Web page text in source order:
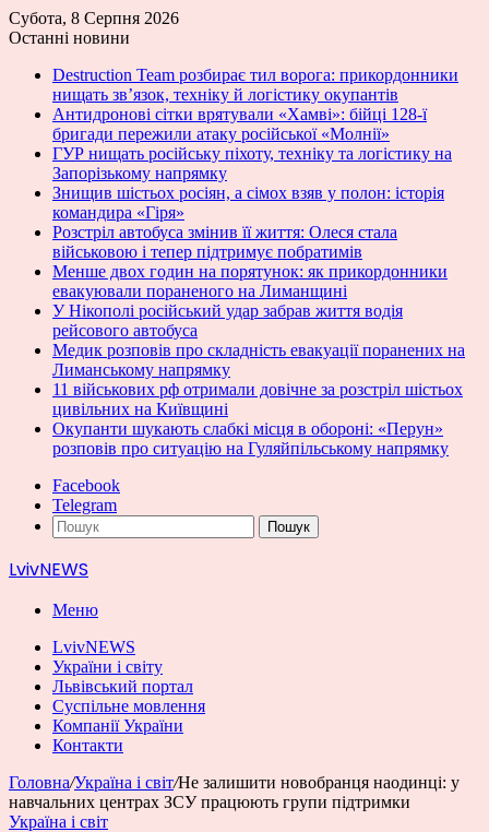
Субота, 8 Серпня 2026
Останні новини
Destruction Team розбирає тил ворога: прикордонники
нищать зв’язок, техніку й логістику окупантів
Антидронові сітки врятували «Хамві»: бійці 128-ї
бригади пережили атаку російської «Молнії»
ГУР нищать російську піхоту, техніку та логістику на
Запорізькому напрямку
Знищив шістьох росіян, а сімох взяв у полон: історія
командира «Гіря»
Розстріл автобуса змінив її життя: Олеся стала
військовою і тепер підтримує побратимів
Менше двох годин на порятунок: як прикордонники
евакуювали пораненого на Лиманщині
У Нікополі російський удар забрав життя водія
рейсового автобуса
Медик розповів про складність евакуації поранених на
Лиманському напрямку
11 військових рф отримали довічне за розстріл шістьох
цивільних на Київщині
Окупанти шукають слабкі місця в обороні: «Перун»
розповів про ситуацію на Гуляйпільському напрямку
Facebook
Telegram
Пошук
LvivNEWS
Меню
LvivNEWS
України і світу
Львівський портал
Суспільне мовлення
Компанії України
Контакти
Головна/Україна і світ/Не залишити новобранця наодинці: у
навчальних центрах ЗСУ працюють групи підтримки
Україна і світ